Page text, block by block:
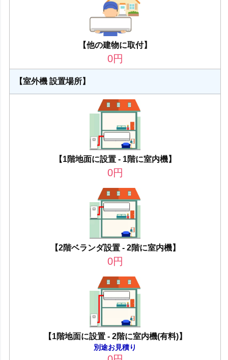
【他の建物に取付】
0円
【室外機 設置場所】
【1階地面に設置 - 1階に室内機】
0円
【2階ベランダ設置 - 2階に室内機】
0円
【1階地面に設置 - 2階に室内機(有料)】
別途お見積り